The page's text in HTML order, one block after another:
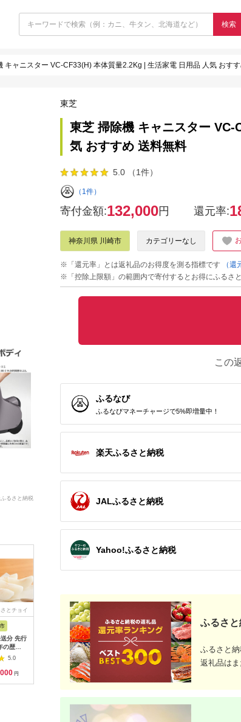
検索
キャニスター VC-CF33(H) 本体質量2.2Kg | 生活家電 日用品 人気 おす
るさと納税
とチョイ
送分 先行
の歴
イファー
梨」幸
きづき
5.0
円
出典：ANAのふるさと
納税
北海道 津別町
㈱山上木工 トレイL
（１枚板） | 無垢材
天然木 ナラ シンプル
パン キッチン 美しい
おしゃれ オシャレ 手
作り ハンドメイド 北
海道 津別町 送料無料
5.0
寄付金額:40,000
出典：ANAのふるさと
納税
愛知県 碧南市
【先行受付】2027年1
月～6月毎月発送 ま
るでトマトの宝石箱！
ジュエリートマトの定
期便 約700g×6回コ
ース H004-210
5.0
40,000円
島根県 出
～トマト
マト2kg【
まと 野菜
東芝
東芝 掃除機 キャニスター
気 おすすめ 送料無料
5.0 （1件）
（1件）
寄付金額:132,000円 還元率:
神奈川県 川崎市 カテゴリーなし
※「還元率」とは返礼品のお得度を測る指標です
（還
※「控除上限額」の範囲内で寄付するとお得にふるさ
この
ふるなび
ふるなびマネーチャージで5%即増量中！
楽天ふるさと納税
JALふるさと納税
Yahoo!ふるさと納税
ふるさ
ふるさと
返礼品は